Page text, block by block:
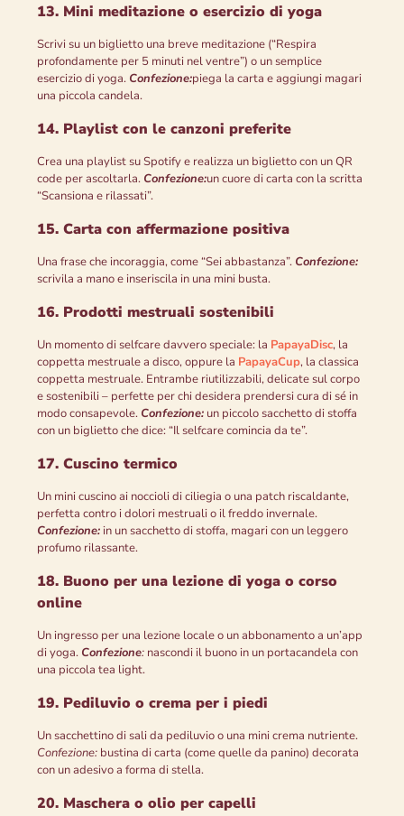
13. Mini meditazione o esercizio di yoga
Scrivi su un biglietto una breve meditazione (“Respira
profondamente per 5 minuti nel ventre”) o un semplice
esercizio di yoga. Confezione:piega la carta e aggiungi magari
una piccola candela.
14. Playlist con le canzoni preferite
Crea una playlist su Spotify e realizza un biglietto con un QR
code per ascoltarla. Confezione:un cuore di carta con la scritta
“Scansiona e rilassati”.
15. Carta con affermazione positiva
Una frase che incoraggia, come “Sei abbastanza”. Confezione:
scrivila a mano e inseriscila in una mini busta.
16. Prodotti mestruali sostenibili
Un momento di selfcare davvero speciale: la PapayaDisc, la
coppetta mestruale a disco, oppure la PapayaCup, la classica
coppetta mestruale. Entrambe riutilizzabili, delicate sul corpo
e sostenibili – perfette per chi desidera prendersi cura di sé in
modo consapevole. Confezione:un piccolo sacchetto di stoffa
con un biglietto che dice: “Il selfcare comincia da te”.
17. Cuscino termico
Un mini cuscino ai noccioli di ciliegia o una patch riscaldante,
perfetta contro i dolori mestruali o il freddo invernale.
Confezione:in un sacchetto di stoffa, magari con un leggero
profumo rilassante.
18. Buono per una lezione di yoga o corso
online
Un ingresso per una lezione locale o un abbonamento a un’app
di yoga. Confezione:nascondi il buono in un portacandela con
una piccola tea light.
19. Pediluvio o crema per i piedi
Un sacchettino di sali da pediluvio o una mini crema nutriente.
Confezione:bustina di carta (come quelle da panino) decorata
con un adesivo a forma di stella.
20. Maschera o olio per capelli